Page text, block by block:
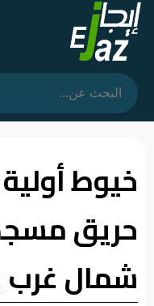
الرئيسية
المشهد
فرشة
الأسواق
رأي
وموقف
خيوط
حريق
شمال غرب